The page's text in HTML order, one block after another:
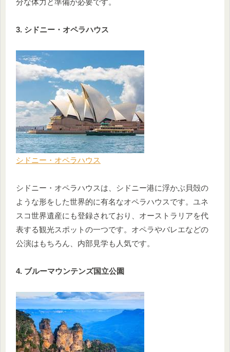
分な体力と準備が必要です。
3. シドニー・オペラハウス
シドニー・オペラハウス
シドニー・オペラハウスは、シドニー港に浮かぶ貝殻の
ような形をした世界的に有名なオペラハウスです。ユネ
スコ世界遺産にも登録されており、オーストラリアを代
表する観光スポットの一つです。オペラやバレエなどの
公演はもちろん、内部見学も人気です。
4. ブルーマウンテンズ国立公園